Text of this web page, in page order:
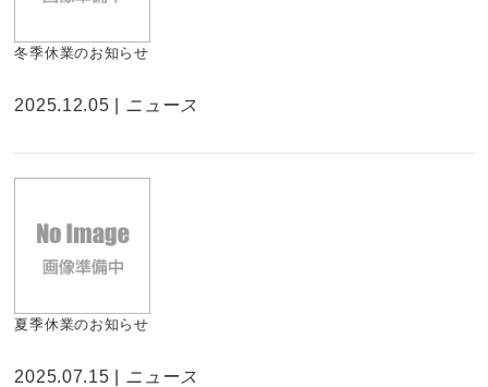
冬季休業のお知らせ
2025.12.05 | ニュース
夏季休業のお知らせ
2025.07.15 | ニュース